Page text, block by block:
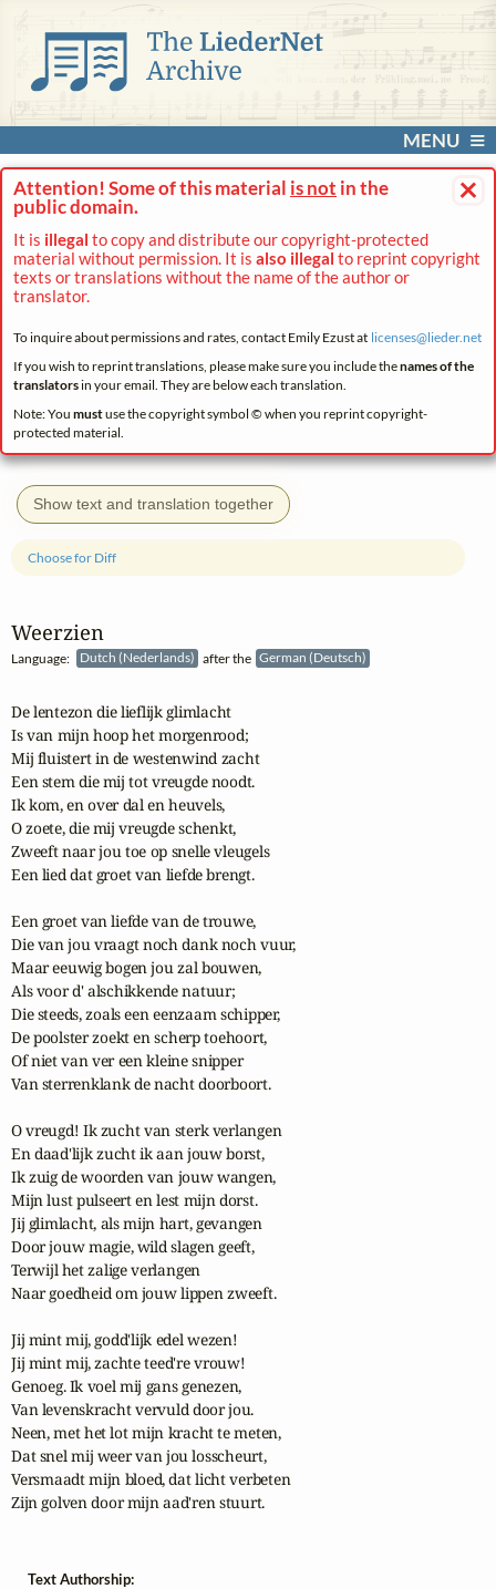
MENU
×
Attention! Some of this material is not in the
public domain.
It is illegal to copy and distribute our copyright-protected
material without permission. It is also illegal to reprint copyright
texts or translations without the name of the author or
translator.
To inquire about permissions and rates, contact Emily Ezust at licenses@lieder.net
If you wish to reprint translations, please make sure you include thenames of the
translatorsin your email. They are below each translation.
Note: You mustuse the copyright symbol © when you reprint copyright-
protected material.
Show text and translation together
Weerzien
Language: Dutch (Nederlands) after the German (Deutsch)
Choose for Diff
De lentezon die lieflijk glimlacht
Is van mijn hoop het morgenrood;
Mij fluistert in de westenwind zacht
Een stem die mij tot vreugde noodt.
Ik kom, en over dal en heuvels,
O zoete, die mij vreugde schenkt,
Zweeft naar jou toe op snelle vleugels
Een lied dat groet van liefde brengt.
Een groet van liefde van de trouwe,
Die van jou vraagt noch dank noch vuur,
Maar eeuwig bogen jou zal bouwen,
Als voor d' alschikkende natuur;
Die steeds, zoals een eenzaam schipper,
De poolster zoekt en scherp toehoort,
Of niet van ver een kleine snipper
Van sterrenklank de nacht doorboort.
O vreugd! Ik zucht van sterk verlangen
En daad'lijk zucht ik aan jouw borst,
Ik zuig de woorden van jouw wangen,
Mijn lust pulseert en lest mijn dorst.
Jij glimlacht, als mijn hart, gevangen
Door jouw magie, wild slagen geeft,
Terwijl het zalige verlangen
Naar goedheid om jouw lippen zweeft.
Jij mint mij, godd'lijk edel wezen!
Jij mint mij, zachte teed're vrouw!
Genoeg. Ik voel mij gans genezen,
Van levenskracht vervuld door jou.
Neen, met het lot mijn kracht te meten,
Dat snel mij weer van jou losscheurt,
Versmaadt mijn bloed, dat licht verbeten
Zijn golven door mijn aad'ren stuurt.
Text Authorship: